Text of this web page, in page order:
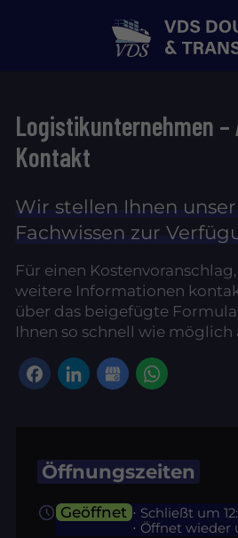
Logistikunternehmen –
Kontakt
Wir stellen Ihnen
Fachwissen zur
Für einen
weitere Informationen
über das beigefügte
Ihnen so schnell wie
Öffnungszeiten
Geöffnet ⋅ Schließt um
⋅ Öffnet wieder